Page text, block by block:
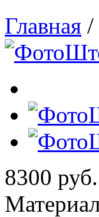
Главная /
8300 руб.